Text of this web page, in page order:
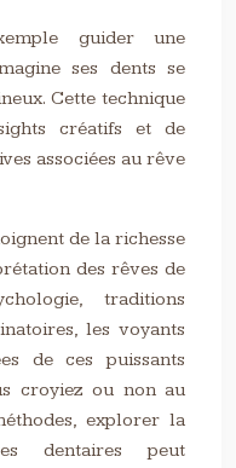
guider une
ses dents se
Cette technique
créatifs et de
associées au rêve
de la richesse
des rêves de
traditions
les voyants
de ces puissants
croyiez ou non au
explorer la
dentaires peut